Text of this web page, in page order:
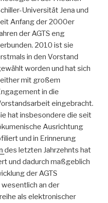
Universität Jena und
Anfang der 2000er
der AGTS eng
2010 ist sie
in den Vorstand
worden und hat sich
mit großem
in die
eingebracht.
hat insbesondere die seit
Ausrichtung
und in Erinnerung
des letzten Jahrzehnts hat
und dadurch maßgeblich
der AGTS
an der
als elektronischer